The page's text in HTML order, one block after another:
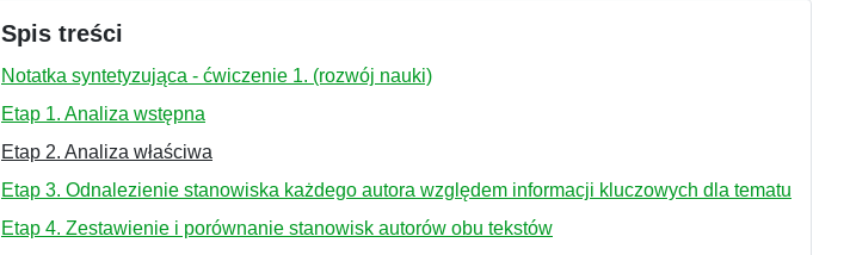
Spis treści
Notatka syntetyzująca - ćwiczenie 1. (rozwój nauki)
Etap 1. Analiza wstępna
Etap 2. Analiza właściwa
Etap 3. Odnalezienie stanowiska każdego autora względem informacji kluczowych dla tematu
Etap 4. Zestawienie i porównanie stanowisk autorów obu tekstów